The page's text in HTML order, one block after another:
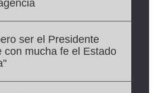
ser el Presidente
con mucha fe el Estado